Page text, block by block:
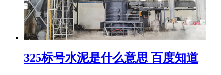
325标号水泥是什么意思 百度知道